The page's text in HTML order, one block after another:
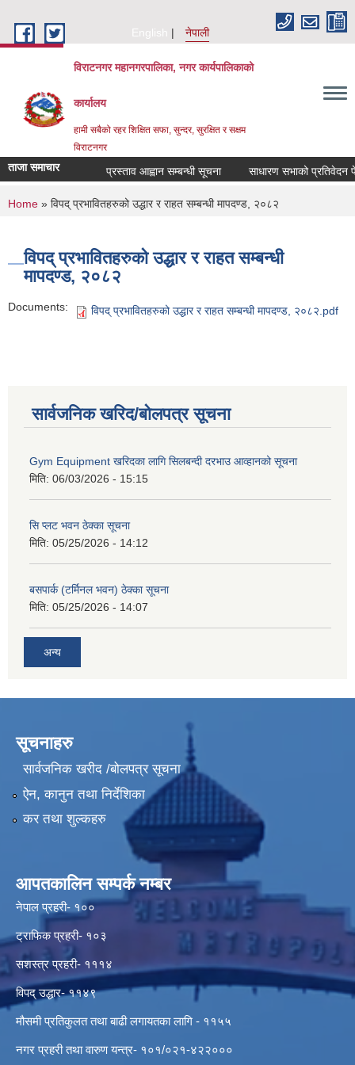
English
नेपाली
विराटनगर महानगरपालिका, नगर कार्यपालिकाको
कार्यालय
हामी सबैको रहर शिक्षित सफा, सुन्दर, सुरक्षित र सक्षम
विराटनगर
ताजा समाचार प्रस्ताव आह्वान सम्बन्धी सूचना साधारण सभाको प्रतिवेदन
You are here
Home » विपद् प्रभावितहरुको उद्धार र राहत सम्बन्धी मापदण्ड, २०८२
विपद् प्रभावितहरुको उद्धार र राहत सम्बन्धी
मापदण्ड, २०८२
Documents: विपद् प्रभावितहरुको उद्धार र राहत सम्बन्धी मापदण्ड, २०८२.pdf
सार्वजनिक खरिद/बोलपत्र सूचना
Gym Equipment खरिदका लागि सिलबन्दी दरभाउ आव्हानको सूचना
मिति: 06/03/2026 - 15:15
सि प्लट भवन ठेक्का सूचना
मिति: 05/25/2026 - 14:12
बसपार्क (टर्मिनल भवन) ठेक्का सूचना
मिति: 05/25/2026 - 14:07
अन्य
सूचनाहरु
सार्वजनिक खरीद /बोलपत्र सूचना
ऐन, कानुन तथा निर्देशिका
कर तथा शुल्कहरु
आपतकालिन सम्पर्क नम्बर
नेपाल प्रहरी- १००
ट्राफिक प्रहरी- १०३
सशस्त्र प्रहरी- १११४
विपद् उद्धार- ११४९
मौसमी प्रतिकुलत तथा बाढी लगायतका लागि - ११५५
नगर प्रहरी तथा वारुण यन्त्र- १०१/०२१-४२२०००